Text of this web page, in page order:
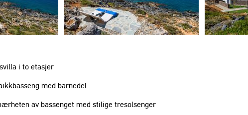
i to etasjer
med barnedel
av bassenget med stilige tresolsenger